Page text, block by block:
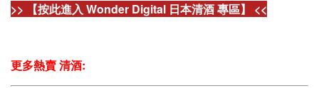
>> 【按此進入 Wonder Digital 日本清酒 專區】 <<
更多熱賣 清酒: